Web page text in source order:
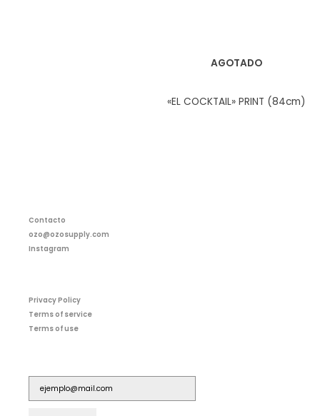
AGOTADO
«EL COCKTAIL» PRINT (84cm)
Contacto
ozo@ozosupply.com
Instagram
Privacy Policy
Terms of service
Terms of use